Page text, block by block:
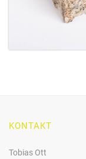
KONTAKT
Tobias Ott